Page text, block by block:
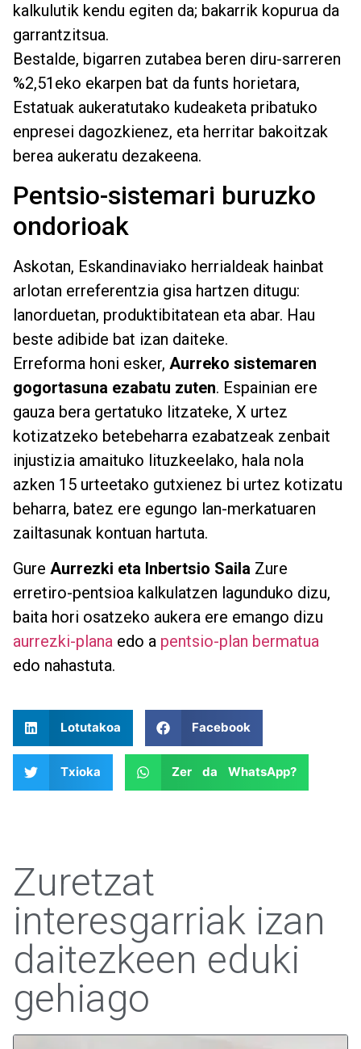
kalkulutik kendu egiten da; bakarrik kopurua da
garrantzitsua.
Bestalde, bigarren zutabea beren diru-sarreren
%2,51eko ekarpen bat da funts horietara,
Estatuak aukeratutako kudeaketa pribatuko
enpresei dagozkienez, eta herritar bakoitzak
berea aukeratu dezakeena.
Pentsio-sistemari buruzko
ondorioak
Askotan, Eskandinaviako herrialdeak hainbat
arlotan erreferentzia gisa hartzen ditugu:
lanorduetan, produktibitatean eta abar. Hau
beste adibide bat izan daiteke.
Erreforma honi esker, Aurreko sistemaren
gogortasuna ezabatu zuten. Espainian ere
gauza bera gertatuko litzateke, X urtez
kotizatzeko betebeharra ezabatzeak zenbait
injustizia amaituko lituzkeelako, hala nola
azken 15 urteetako gutxienez bi urtez kotizatu
beharra, batez ere egungo lan-merkatuaren
zailtasunak kontuan hartuta.
Gure Aurrezki eta Inbertsio Saila Zure
erretiro-pentsioa kalkulatzen lagunduko dizu,
baita hori osatzeko aukera ere emango dizu
aurrezki-plana edo a pentsio-plan bermatua
edo nahastuta.
Lotutakoa Facebook
Txioka Zer da WhatsApp?
Zuretzat
interesgarriak izan
daitezkeen eduki
gehiago